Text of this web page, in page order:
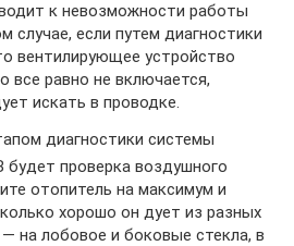
к невозможности работы
случае, если путем диагностики
вентилирующее устройство
все равно не включается,
искать в проводке.
диагностики системы
будет проверка воздушного
отопитель на максимум и
хорошо он дует из разных
на лобовое и боковые стекла, в